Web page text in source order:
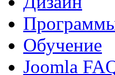
Обучение
Joomla